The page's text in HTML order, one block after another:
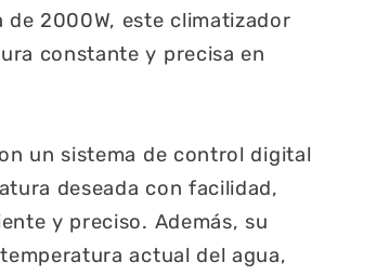
2000W, este climatizador
constante y precisa en
un sistema de control digital
deseada con facilidad,
y preciso. Además, su
actual del agua,